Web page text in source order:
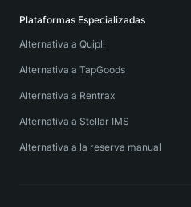
Plataformas Especializadas
Alternativa a Quipli
Alternativa a TapGoods
Alternativa a Rentrax
Alternativa a Stellar IMS
Alternativa a la reserva manual